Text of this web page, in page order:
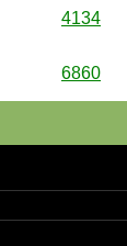
4134
6860